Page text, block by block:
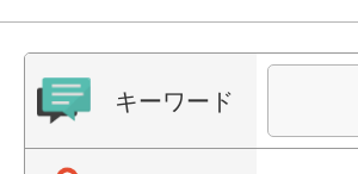
キーワード